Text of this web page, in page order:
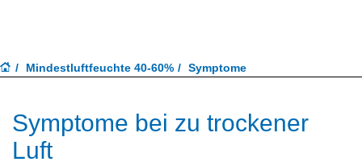
Mindestluftfeuchte 40-60% Symptome
Symptome bei zu trockener
Luft